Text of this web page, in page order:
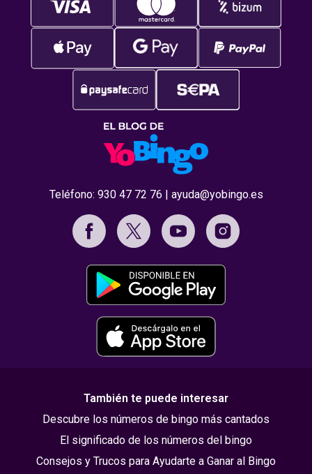
Teléfono: 930 47 72 76 | ayuda@yobingo.es
También te puede interesar
Descubre los números de bingo más cantados
El significado de los números del bingo
Consejos y Trucos para Ayudarte a Ganar al Bingo